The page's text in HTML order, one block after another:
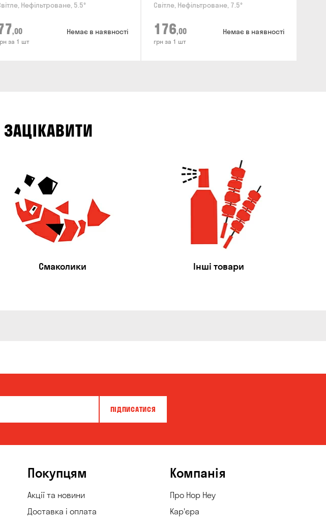
Нефільтроване, 5.5°
,00
за 1 шт
Немає в наявності
Світле, Нефільтроване, 7.5°
176,00
грн за 1 шт
Немає в наявності
Смаколики Інші товари
ПІДПИСАТИСЯ
Покупцям
Акції та новини
Доставка і оплата
Компанія
Про Hop Hey
Кар'єра